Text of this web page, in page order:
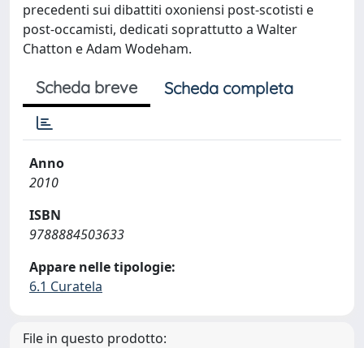
precedenti sui dibattiti oxoniensi post-scotisti e
post-occamisti, dedicati soprattutto a Walter
Chatton e Adam Wodeham.
Scheda breve Scheda completa
Anno
2010
ISBN
9788884503633
Appare nelle tipologie:
6.1 Curatela
File in questo prodotto: